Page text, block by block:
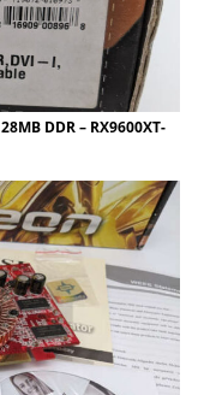
DDR – RX9600XT-